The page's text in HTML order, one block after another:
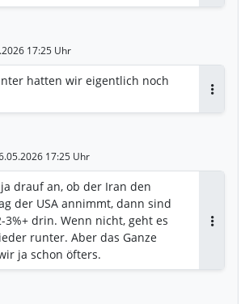
17:25 Uhr
hatten wir eigentlich noch
17:25 Uhr
drauf an, ob der Iran den
der USA annimmt, dann sind
3%+ drin. Wenn nicht, geht es
runter. Aber das Ganze
ja schon öfters.